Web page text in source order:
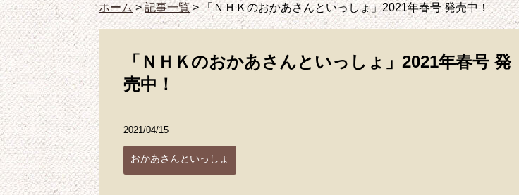
ホーム>記事一覧>「ＮＨＫのおかあさんといっしょ」2021年春号 発売中！
「ＮＨＫのおかあさんといっしょ」2021年春号 発
売中！
2021/04/15
おかあさんといっしょ